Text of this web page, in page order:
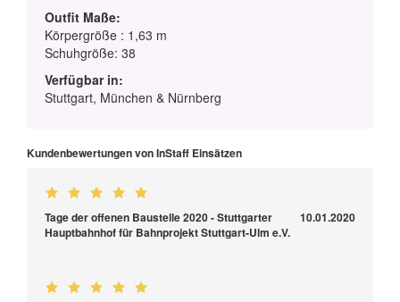
Outfit Maße:
Körpergröße : 1,63 m
Schuhgröße: 38
Verfügbar in:
Stuttgart, München & Nürnberg
Kundenbewertungen von InStaff Einsätzen
Tage der offenen Baustelle 2020 - Stuttgarter
Hauptbahnhof für Bahnprojekt Stuttgart-Ulm e.V.
10.01.2020